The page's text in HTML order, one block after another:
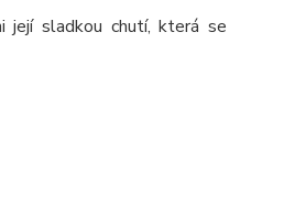
její sladkou chutí, která se